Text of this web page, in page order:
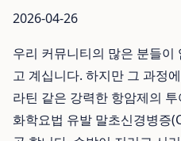
2026-04-26
우리 커뮤니티의 많은 분들이
고 계십니다. 하지만 그 과정
라틴 같은 강력한 항암제의
화학요법 유발 말초신경병증